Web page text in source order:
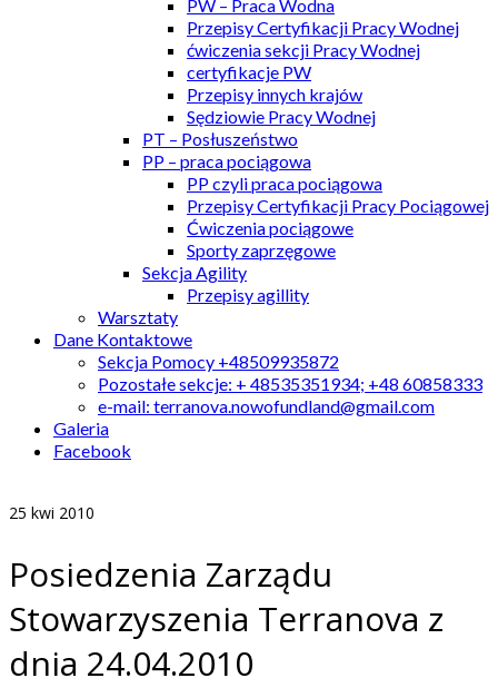
PW – Praca Wodna
Przepisy Certyfikacji Pracy Wodnej
ćwiczenia sekcji Pracy Wodnej
certyfikacje PW
Przepisy innych krajów
Sędziowie Pracy Wodnej
PT – Posłuszeństwo
PP – praca pociągowa
PP czyli praca pociągowa
Przepisy Certyfikacji Pracy Pociągowej
Ćwiczenia pociągowe
Sporty zaprzęgowe
Sekcja Agility
Przepisy agillity
Warsztaty
Dane Kontaktowe
Sekcja Pomocy +48509935872
Pozostałe sekcje: + 48535351934; +48 60858333
e-mail: terranova.nowofundland@gmail.com
Galeria
Facebook
25 kwi 2010
Posiedzenia Zarządu
Stowarzyszenia Terranova z
dnia 24.04.2010